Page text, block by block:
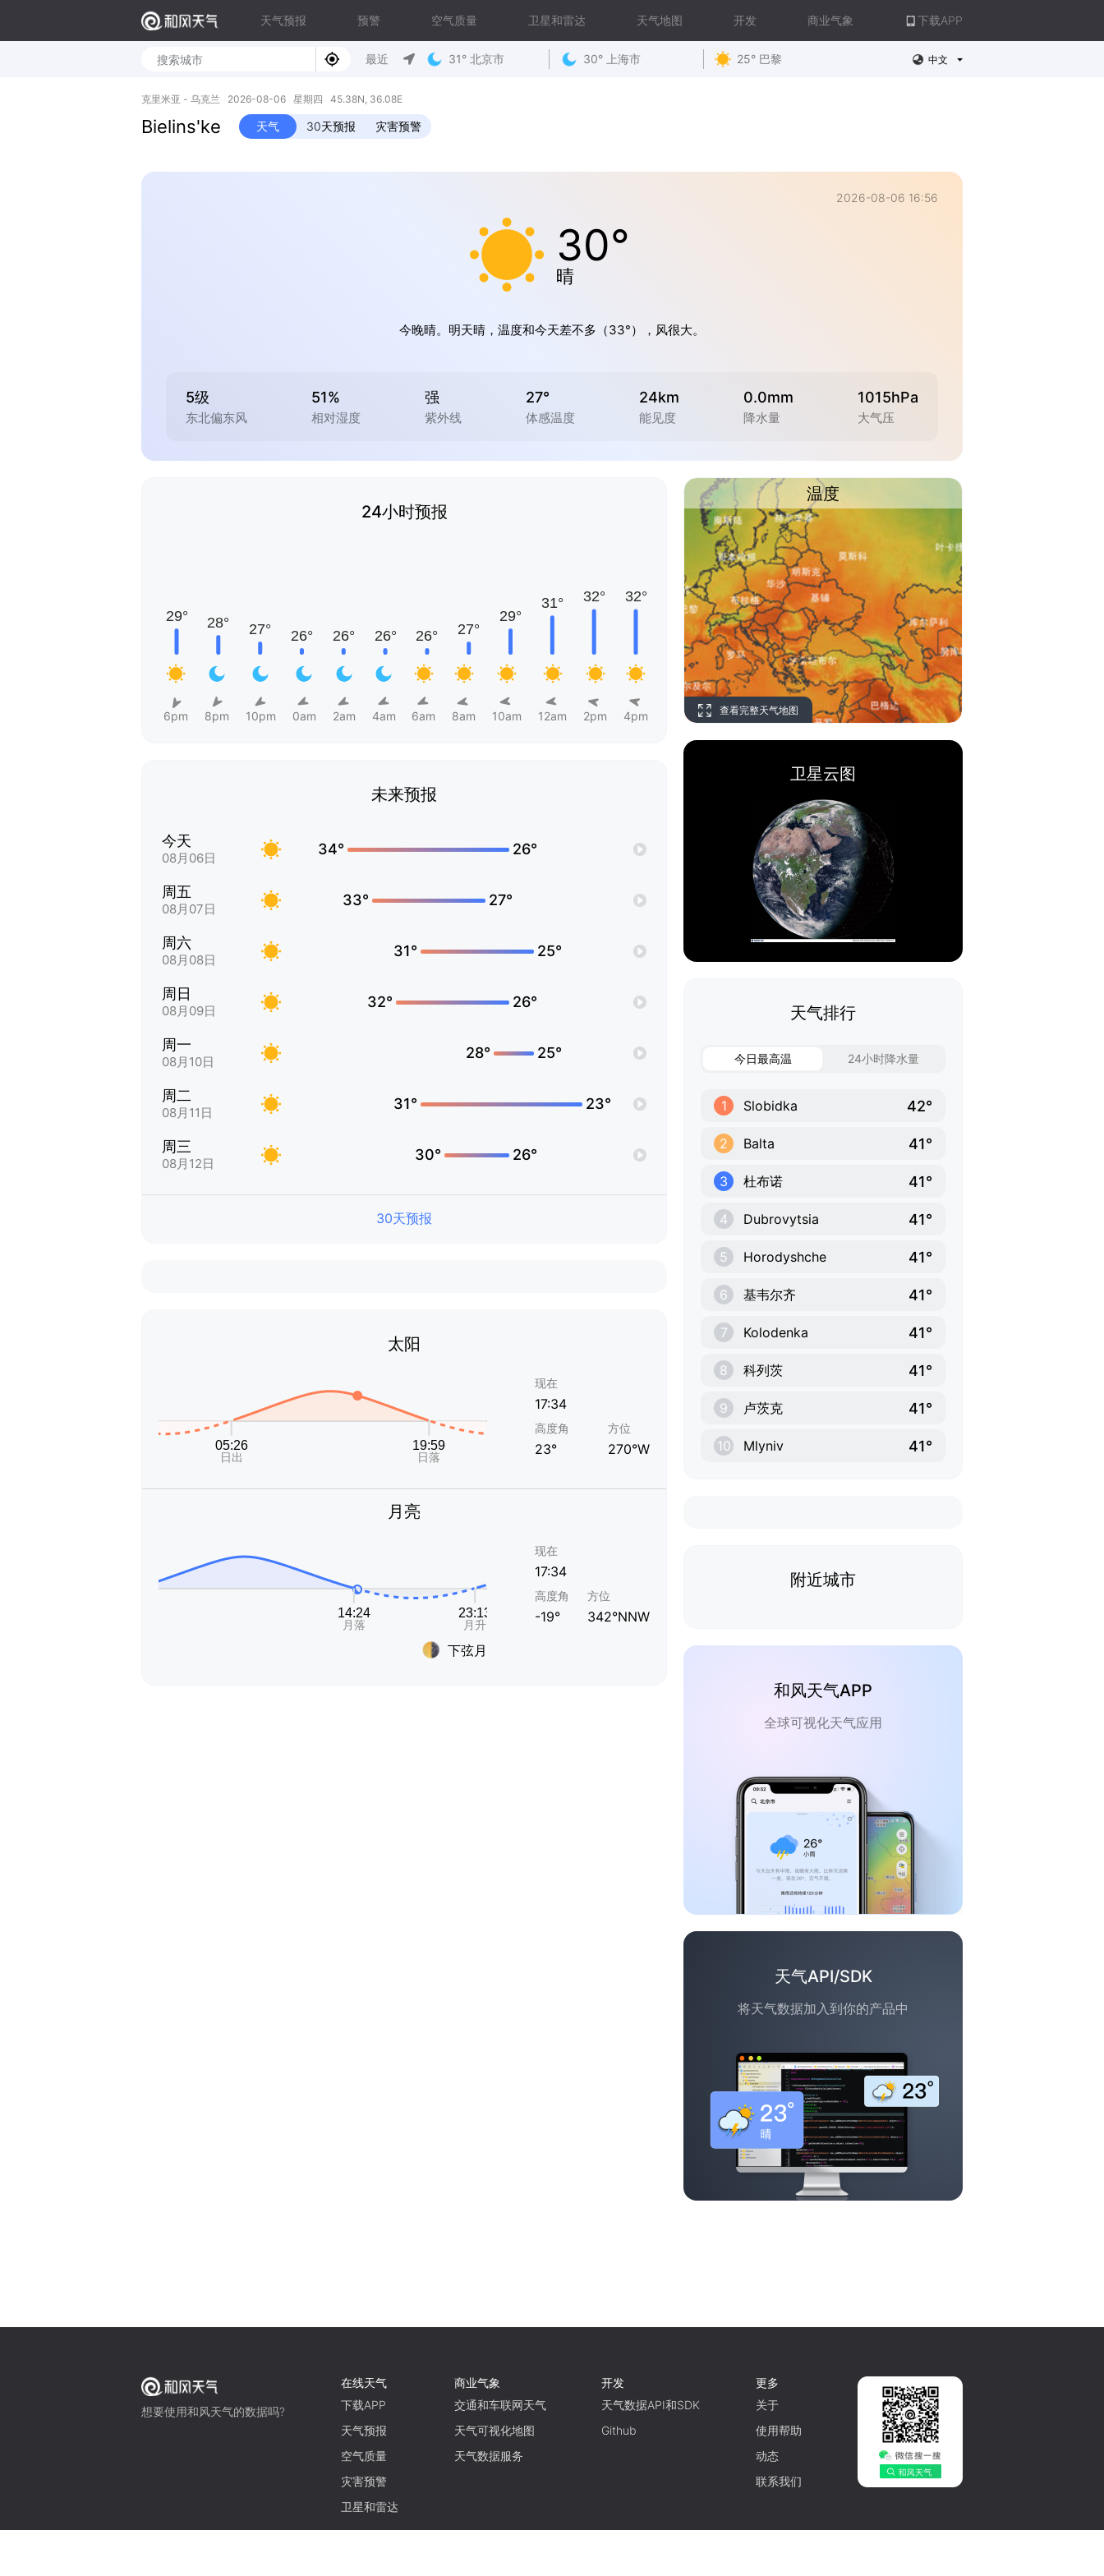
天气预报 预警 空气质量 卫星和雷达 天气地图 开发 商业气象 下载APP
最近 31° 北京市 30° 上海市 25° 巴黎 中文
克里米亚 - 乌克兰 2026-08-06 星期四 45.38N, 36.08E
Bielins'ke 天气 30天预报 灾害预警
2026-08-06 16:56
30°
晴
今晚晴。明天晴，温度和今天差不多（33°），风很大。
5级
东北偏东风
51%
相对湿度
强
紫外线
27°
体感温度
24km
能见度
0.0mm
降水量
1015hPa
大气压
24小时预报
6pm 8pm 10pm 0am 2am 4am 6am 8am 10am 12am 2pm 4pm
未来预报
今天
08月06日
34° 26°
周五
08月07日
33° 27°
周六
08月08日
31° 25°
周日
08月09日
32° 26°
周一
08月10日
28° 25°
周二
08月11日
31° 23°
周三
08月12日
30° 26°
30天预报
太阳
现在
17:34
高度角
23°
方位
270°W
月亮
下弦月
现在
17:34
高度角
-19°
方位
342°NNW
温度
查看完整天气地图
卫星云图
天气排行
今日最高温 24小时降水量
1 Slobidka 42°
2 Balta 41°
3 杜布诺 41°
4 Dubrovytsia 41°
5 Horodyshche 41°
6 基韦尔齐 41°
7 Kolodenka 41°
8 科列茨 41°
9 卢茨克 41°
10 Mlyniv 41°
附近城市
和风天气APP
全球可视化天气应用
天气API/SDK
将天气数据加入到你的产品中
想要使用和风天气的数据吗?
在线天气
下载APP
天气预报
空气质量
灾害预警
卫星和雷达
商业气象
交通和车联网天气
天气可视化地图
天气数据服务
开发
天气数据API和SDK
Github
更多
关于
使用帮助
动态
联系我们